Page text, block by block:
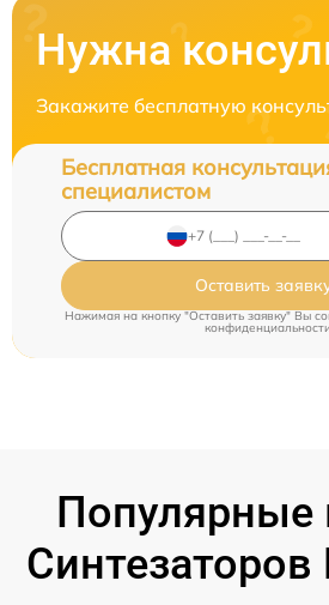
Нужна
Закажите бесплатную
Бесплатная
специалистом
Оставить
Нажимая на кнопку "Оставить заявку" Вы
конфиденциальности
Популярные
Синтезаторов